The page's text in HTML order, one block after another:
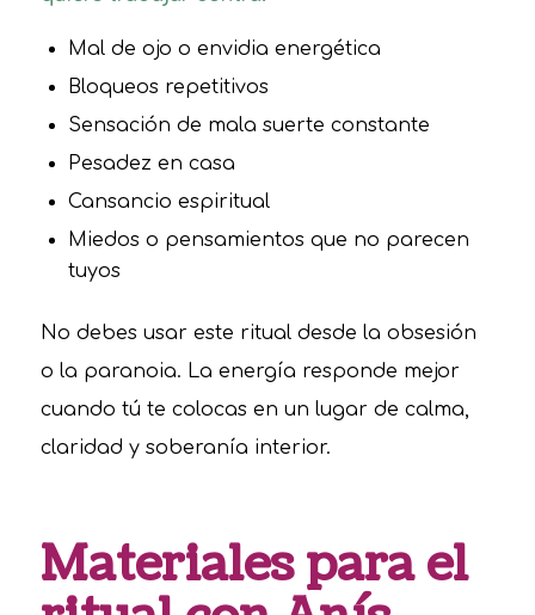
Mal de ojo o envidia energética
Bloqueos repetitivos
Sensación de mala suerte constante
Pesadez en casa
Cansancio espiritual
Miedos o pensamientos que no parecen
tuyos
No debes usar este ritual desde la obsesión
o la paranoia. La energía responde mejor
cuando tú te colocas en un lugar de calma,
claridad y soberanía interior.
Materiales para el